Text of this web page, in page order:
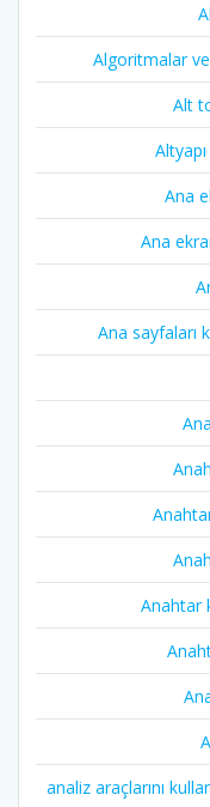
Algoritmalar
Alt
Ana
Ana
Ana sayfaları
Anahtar
analiz araçlarını